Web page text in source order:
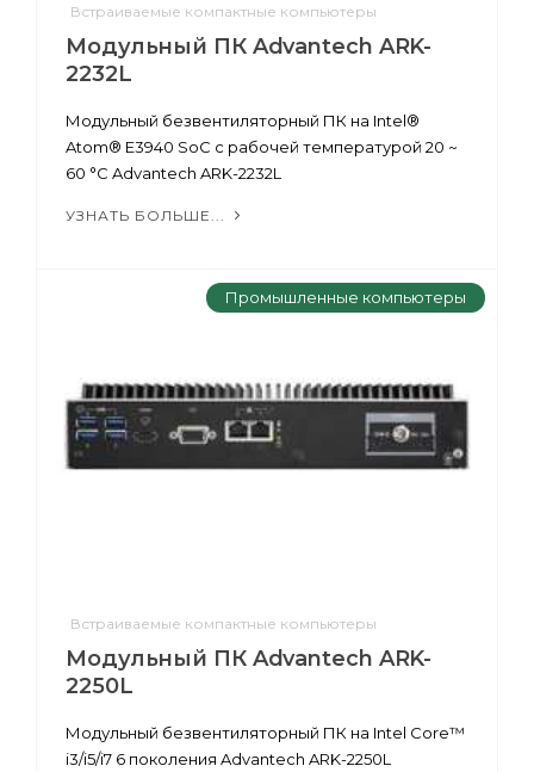
Встраиваемые компактные компьютеры
Модульный ПК Advantech ARK-
2232L
Модульный безвентиляторный ПК на Intel®
Atom® E3940 SoC с рабочей температурой 20 ~
60 °C Advantech ARK-2232L
УЗНАТЬ БОЛЬШЕ...
Промышленные компьютеры
Встраиваемые компактные компьютеры
Модульный ПК Advantech ARK-
2250L
Модульный безвентиляторный ПК на Intel Core™
i3/i5/i7 6 поколения Advantech ARK-2250L